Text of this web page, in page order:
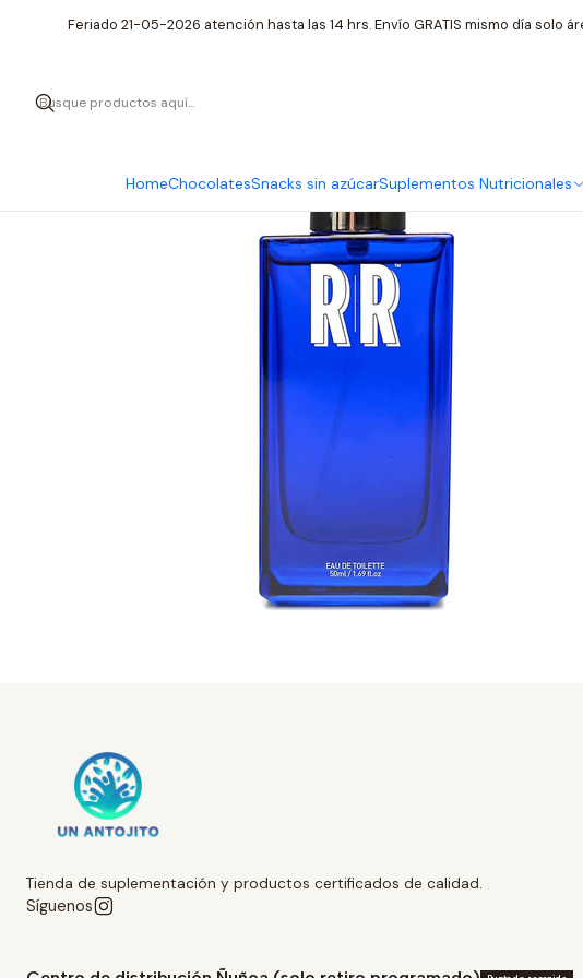
HomeChocolatesSnacks sin azúcarSuplementos Nutricionales
Feriado 21-05-2026 atención hasta las 14 hrs. Envío GRATIS mismo día solo
Inicio Cuidado Personal
Tienda de suplementación y productos certificados de calidad.
Síguenos